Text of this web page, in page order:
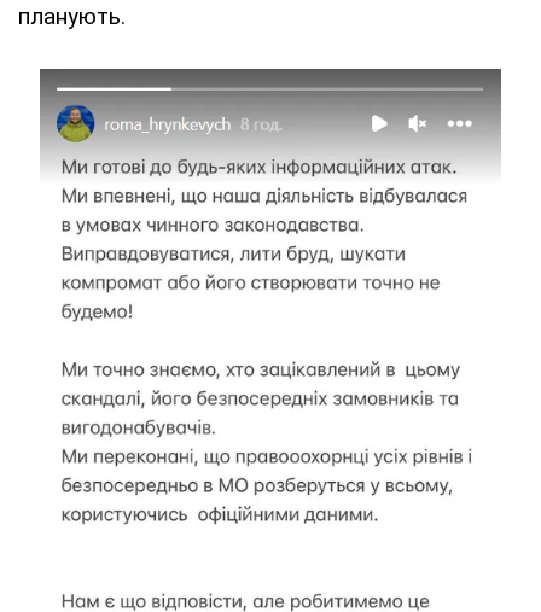
планують.